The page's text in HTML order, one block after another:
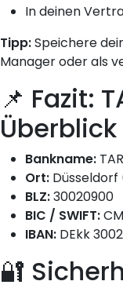
In deinen
Tipp:Speichere
Manager oder als
📌 Fazit:
Überblick
Bankname:
Ort: Düsseldorf
BLZ:30020900
BIC / SWIFT:
IBAN: DEkk
🔐